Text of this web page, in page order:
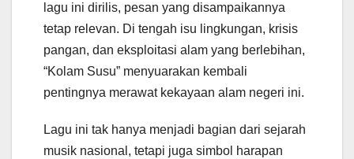
lagu ini dirilis, pesan yang disampaikannya
tetap relevan. Di tengah isu lingkungan, krisis
pangan, dan eksploitasi alam yang berlebihan,
“Kolam Susu” menyuarakan kembali
pentingnya merawat kekayaan alam negeri ini.
Lagu ini tak hanya menjadi bagian dari sejarah
musik nasional, tetapi juga simbol harapan